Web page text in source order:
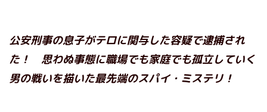
公安刑事の息子がテロに関与した容疑で逮捕され
た！ 思わぬ事態に職場でも家庭でも孤立していく
男の戦いを描いた最先端のスパイ・ミステリ！